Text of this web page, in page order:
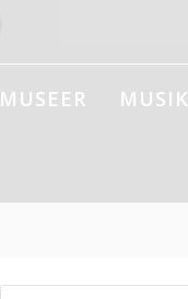
MUSEER MUSIK